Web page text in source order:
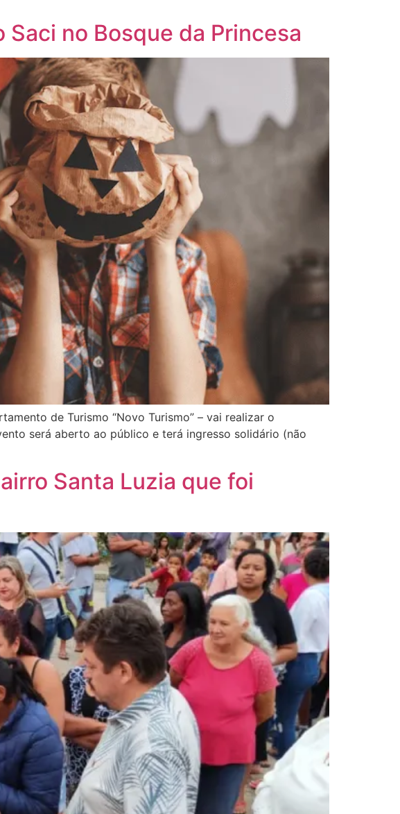
no Bosque da Princesa
de Turismo “Novo Turismo” – vai realizar o
será aberto ao público e terá ingresso solidário (não
Santa Luzia que foi